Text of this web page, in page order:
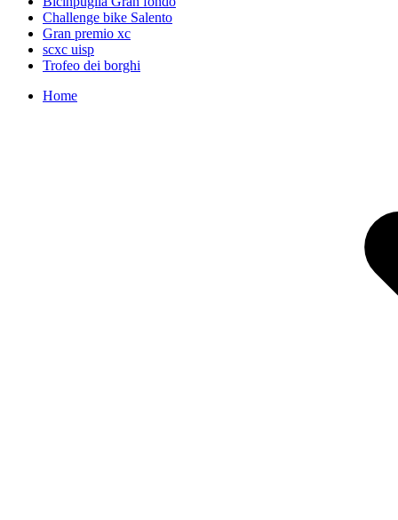
Challenge bike Salento
Gran premio xc
scxc uisp
Trofeo dei borghi
Home